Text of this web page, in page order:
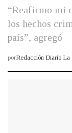
“Reafirmo mi
los hechos
país”, agregó
porRedacción Diario La